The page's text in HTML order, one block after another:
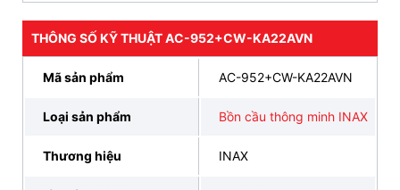
An toàn vượt trội: Rơ le nhiệt giúp kiểm soát
nhiệt độ, tự động ngắt khi gặp sự cố.
CAM KẾT CHÍNH HÃNG, ƯU ĐÃI HẤP DẪN, HỖ
TRẢ GÓP 0% LÃI SUẤT, GIAO HÀNG SIÊU TỐC
ĐẶT HÀNG NGAY
THÔNG SỐ KỸ THUẬT AC-952+CW-KA22AVN
Mã sản phẩm AC-952+CW-KA22AVN
Loại sản phẩm Bồn cầu thông minh INAX
Thương hiệu INAX